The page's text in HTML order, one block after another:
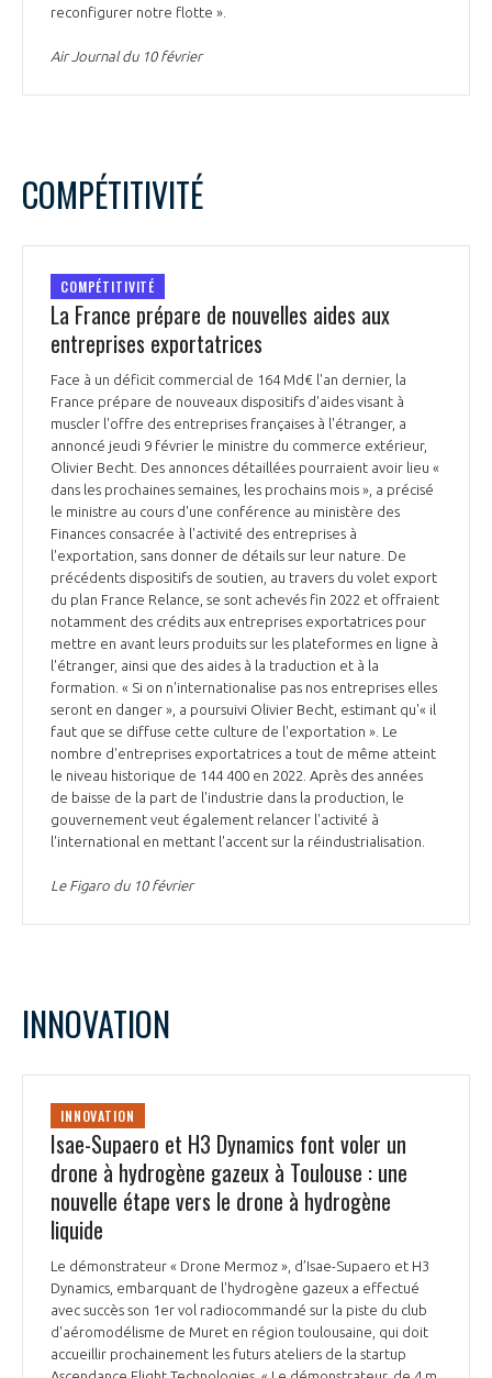
reconfigurer notre flotte ».
Air Journal du 10 février
COMPÉTITIVITÉ
COMPÉTITIVITÉ
La France prépare de nouvelles aides aux
entreprises exportatrices
Face à un déficit commercial de 164 Md€ l'an dernier, la
France prépare de nouveaux dispositifs d'aides visant à
muscler l'offre des entreprises françaises à l'étranger, a
annoncé jeudi 9 février le ministre du commerce extérieur,
Olivier Becht. Des annonces détaillées pourraient avoir lieu «
dans les prochaines semaines, les prochains mois », a précisé
le ministre au cours d'une conférence au ministère des
Finances consacrée à l'activité des entreprises à
l'exportation, sans donner de détails sur leur nature. De
précédents dispositifs de soutien, au travers du volet export
du plan France Relance, se sont achevés fin 2022 et offraient
notamment des crédits aux entreprises exportatrices pour
mettre en avant leurs produits sur les plateformes en ligne à
l'étranger, ainsi que des aides à la traduction et à la
formation. « Si on n'internationalise pas nos entreprises elles
seront en danger », a poursuivi Olivier Becht, estimant qu'« il
faut que se diffuse cette culture de l'exportation ». Le
nombre d'entreprises exportatrices a tout de même atteint
le niveau historique de 144 400 en 2022. Après des années
de baisse de la part de l'industrie dans la production, le
gouvernement veut également relancer l'activité à
l'international en mettant l'accent sur la réindustrialisation.
Le Figaro du 10 février
INNOVATION
INNOVATION
Isae-Supaero et H3 Dynamics font voler un
drone à hydrogène gazeux à Toulouse : une
nouvelle étape vers le drone à hydrogène
liquide
Le démonstrateur « Drone Mermoz », d’Isae-Supaero et H3
Dynamics, embarquant de l'hydrogène gazeux a effectué
avec succès son 1er vol radiocommandé sur la piste du club
d'aéromodélisme de Muret en région toulousaine, qui doit
accueillir prochainement les futurs ateliers de la startup